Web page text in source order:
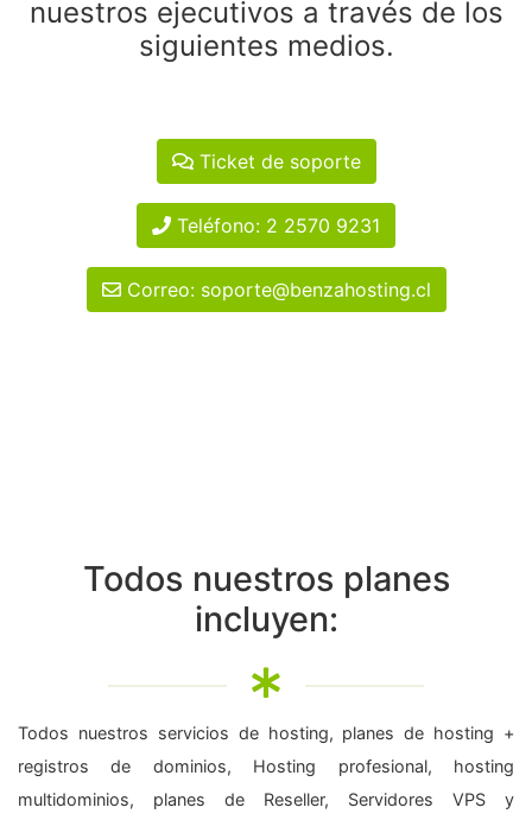
nuestros ejecutivos a través de los
siguientes medios.
Ticket de soporte
Teléfono: 2 2570 9231
Correo: soporte@benzahosting.cl
Todos nuestros planes
incluyen:
Todos nuestros servicios de hosting, planes de hosting +
registros de dominios, Hosting profesional, hosting
multidominios, planes de Reseller, Servidores VPS y